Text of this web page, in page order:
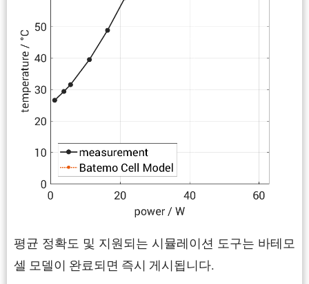
평균 정확도 및 지원되는 시뮬레이션 도구는 바테모
셀 모델이 완료되면 즉시 게시됩니다.